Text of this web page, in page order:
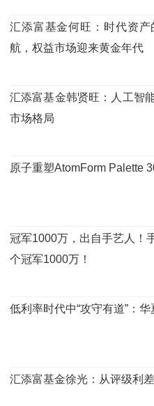
汇添富基金何旺：时代资
航，权益市场迎来黄金年代
汇添富基金韩贤旺：人工智
市场格局
原子重塑AtomForm Palette
冠军1000万，出自手艺人！
个冠军1000万！
低利率时代中“攻守有道”：
汇添富基金徐光：从评级利